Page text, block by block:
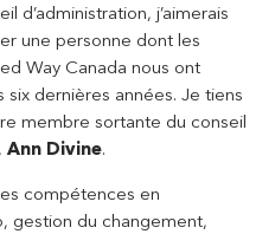
d’administration, j’aimerais
une personne dont les
Way Canada nous ont
six dernières années. Je tiens
membre sortante du conseil
Ann Divine.
compétences en
gestion du changement,